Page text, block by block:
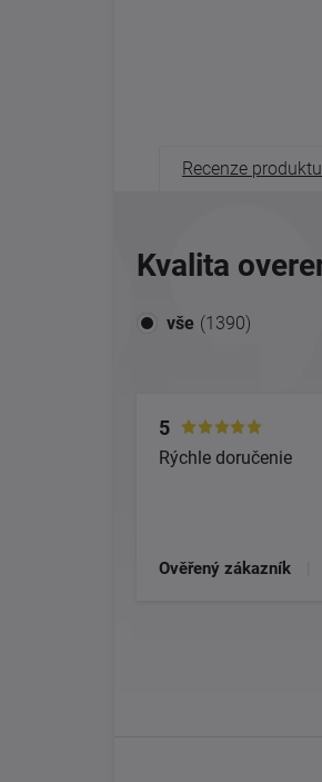
Recenze produktu
Kvalita
vše (1390)
5
Rýchle doručenie
Ověřený zákazník